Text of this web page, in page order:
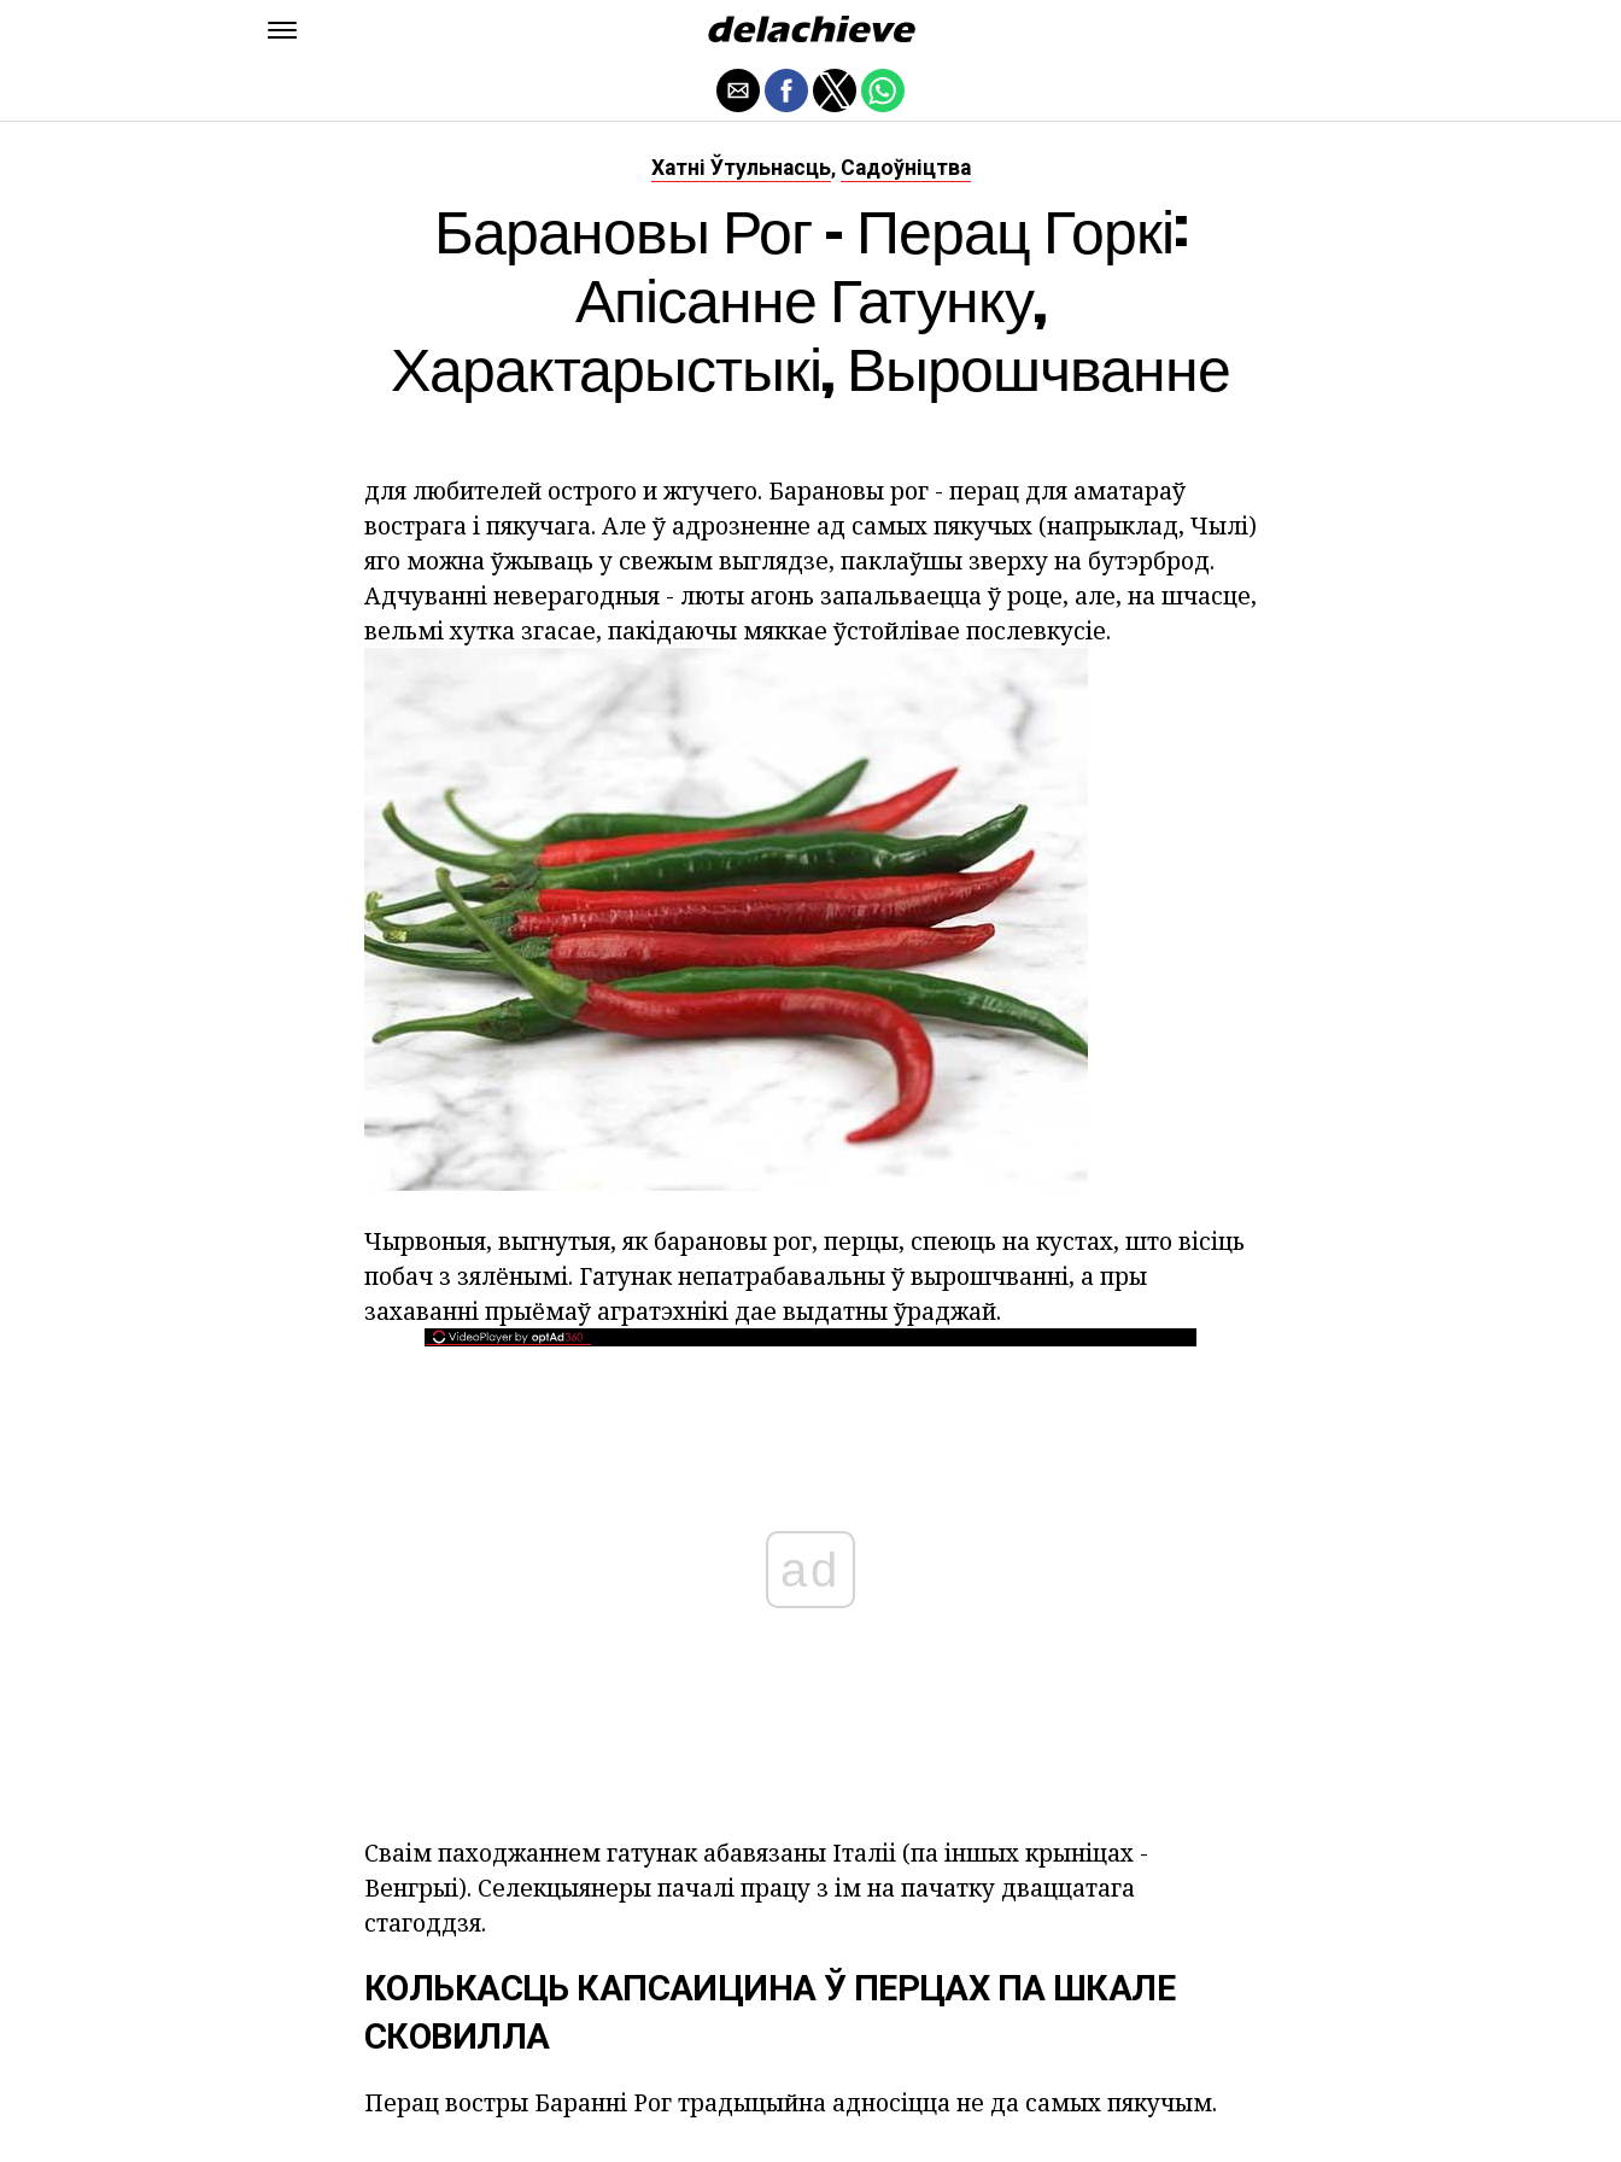
Хатні Ўтульнасць, Садоўніцтва
Барановы Рог - Перац Горкі:
Апісанне Гатунку,
Характарыстыкі, Вырошчванне
для любителей острого и жгучего. Барановы рог - перац для аматараў
вострага і пякучага. Але ў адрозненне ад самых пякучых (напрыклад, Чылі)
яго можна ўжываць у свежым выглядзе, паклаўшы зверху на бутэрброд.
Адчуванні неверагодныя - люты агонь запальваецца ў роце, але, на шчасце,
вельмі хутка згасае, пакідаючы мяккае ўстойлівае послевкусіе.
Чырвоныя, выгнутыя, як барановы рог, перцы, спеюць на кустах, што вісіць
побач з зялёнымі. Гатунак непатрабавальны ў вырошчванні, а пры
захаванні прыёмаў агратэхнікі дае выдатны ўраджай.
ad
Сваім паходжаннем гатунак абавязаны Італіі (па іншых крыніцах -
Венгрыі). Селекцыянеры пачалі працу з ім на пачатку дваццатага
стагоддзя.
КОЛЬКАСЦЬ КАПСАИЦИНА Ў ПЕРЦАХ ПА ШКАЛЕ
СКОВИЛЛА
Перац востры Баранні Рогтрадыцыйна адносіцца не да самых пякучым.